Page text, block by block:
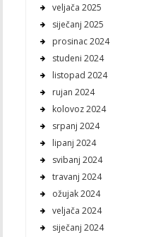
veljača 2025
siječanj 2025
prosinac 2024
studeni 2024
listopad 2024
rujan 2024
kolovoz 2024
srpanj 2024
lipanj 2024
svibanj 2024
travanj 2024
ožujak 2024
veljača 2024
siječanj 2024